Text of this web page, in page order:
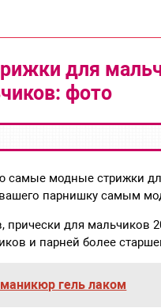
для
фото
модные стрижки
парнишку самым
для мальчиков
и парней более
гель лаком